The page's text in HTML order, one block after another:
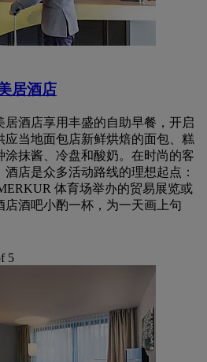
居酒店
居酒店享用丰盛的自助早餐，开启
应当地面包店新鲜烘焙的面包、糕
涂抹酱、冷盘和酸奶。在时尚的客
店是众多活动路线的理想起点：
体育场举办的贸易展览或
店酒吧小酌一杯，为一天画上句
5